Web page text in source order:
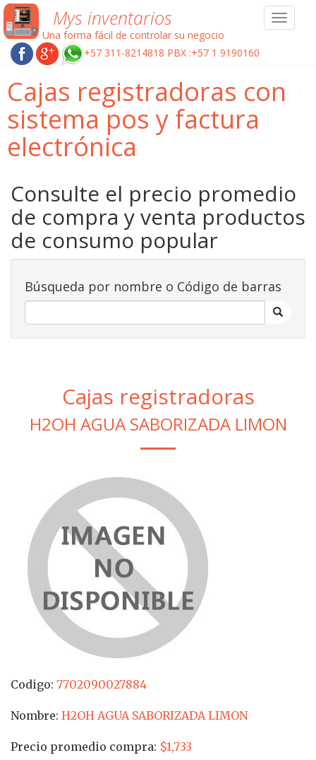
Toggle
Mys inventarios
Una forma fácil de controlar su negocio
+57 311-8214818 PBX :+57 1 9190160
Cajas registradoras con
sistema pos y factura
electrónica
Consulte el precio promedio
de compra y venta productos
de consumo popular
Búsqueda por nombre o Código de barras
Cajas registradoras
H2OH AGUA SABORIZADA LIMON
Codigo: 7702090027884
Nombre: H2OH AGUA SABORIZADA LIMON
Precio promedio compra: $1,733